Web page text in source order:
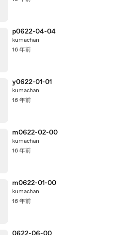
p0622-04-04
kumachan
16 年前
y0622-01-01
kumachan
16 年前
m0622-02-00
kumachan
16 年前
m0622-01-00
kumachan
16 年前